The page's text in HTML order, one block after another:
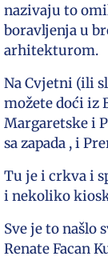
nazivaju to
boravljenja u
arhitekturom.
Na Cvjetni (ili
možete doći iz
Margaretske i
sa zapada , i
Tu je i crkva i
i nekoliko
Sve je to našlo
Renate Facan